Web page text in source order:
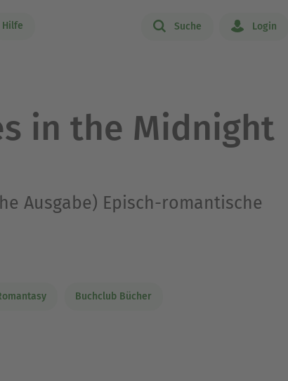
Hilfe Suche Login
in the Midnight
Ausgabe) Episch-romantische
Buchclub Bücher